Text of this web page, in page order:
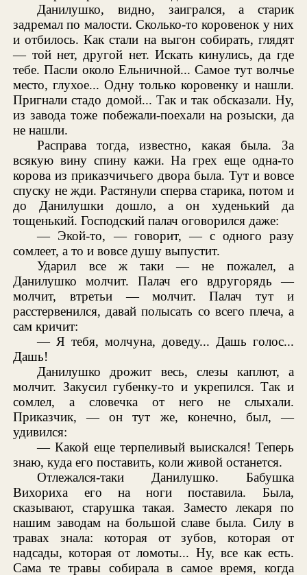
Данилушко, видно, заигрался, а старик
задремал по малости. Сколько-то коровенок у них
и отбилось. Как стали на выгон собирать, глядят
— той нет, другой нет. Искать кинулись, да где
тебе. Пасли около Ельничной... Самое тут волчье
место, глухое... Одну только коровенку и нашли.
Пригнали стадо домой... Так и так обсказали. Ну,
из завода тоже побежали-поехали на розыски, да
не нашли.
Расправа тогда, известно, какая была. За
всякую вину спину кажи. На грех еще одна-то
корова из приказчичьего двора была. Тут и вовсе
спуску не жди. Растянули сперва старика, потом и
до Данилушки дошло, а он худенький да
тощенький. Господский палач оговорился даже:
— Экой-то, — говорит, — с одного разу
сомлеет, а то и вовсе душу выпустит.
Ударил все ж таки — не пожалел, а
Данилушко молчит. Палач его вдругорядь —
молчит, втретьи — молчит. Палач тут и
расстервенился, давай полысать со всего плеча, а
сам кричит:
— Я тебя, молчуна, доведу... Дашь голос...
Дашь!
Данилушко дрожит весь, слезы каплют, а
молчит. Закусил губенку-то и укрепился. Так и
сомлел, а словечка от него не слыхали.
Приказчик, — он тут же, конечно, был, —
удивился:
— Какой еще терпеливый выискался! Теперь
знаю, куда его поставить, коли живой останется.
Отлежался-таки Данилушко. Бабушка
Вихориха его на ноги поставила. Была,
сказывают, старушка такая. Заместо лекаря по
нашим заводам на большой славе была. Силу в
травах знала: которая от зубов, которая от
надсады, которая от ломоты... Ну, все как есть.
Сама те травы собирала в самое время, когда